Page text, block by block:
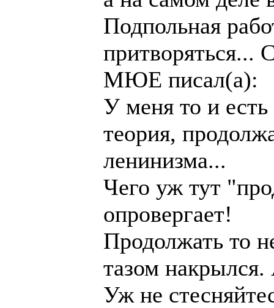
Подпольная
притворяться...
МЮЕ писал(а):
У меня то и
теория,
ленинизма...
Чего уж тут
опровергает!
Продолжать то
тазом
Уж не